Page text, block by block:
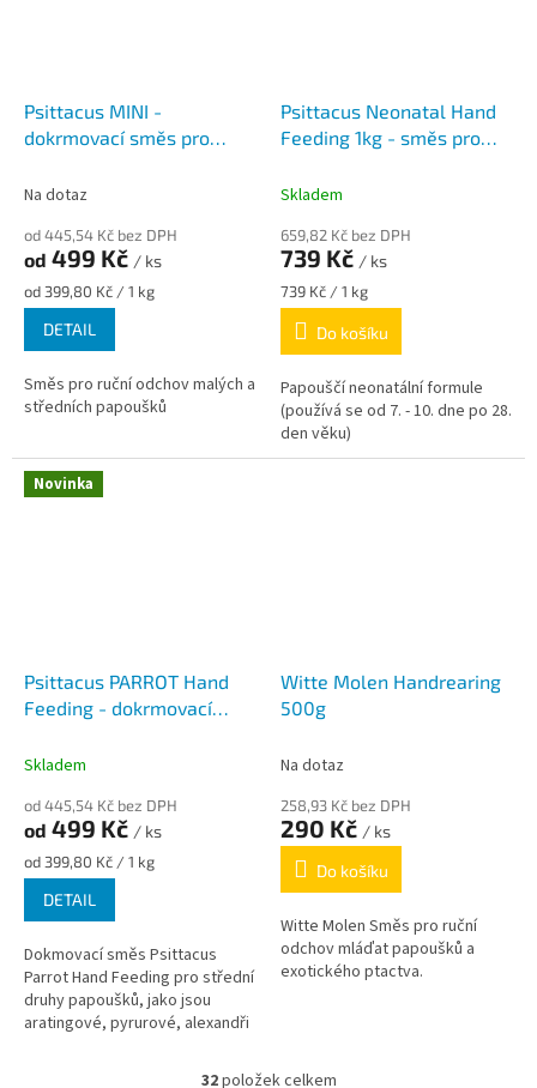
Psittacus MINI -
dokrmovací směs pro
kakadu růžové
Na dotaz
od 445,54 Kč bez DPH
od 499 Kč / ks
Měrná
cena:
od 399,80 Kč / 1 kg
DETAIL
Směs pro ruční odchov malých a
středních papoušků
Psittacus Neonatal Hand
Feeding 1kg - směs pro
dne věku
Skladem
659,82 Kč bez DPH
739 Kč / ks
Měrná
cena:
739 Kč / 1 kg
Do košíku
Papouščí neonatální formule
(používá se od 7. - 10. dne po 28.
den věku)
Novinka
Psittacus PARROT Hand
Feeding - dokrmovací
papoušky
Skladem
od 445,54 Kč bez DPH
od 499 Kč / ks
Měrná
cena:
od 399,80 Kč / 1 kg
DETAIL
Dokmovací směs Psittacus
Parrot Hand Feeding pro střední
druhy papoušků, jako jsou
aratingové, pyrurové, alexandři
Witte Molen Handrearing
500g
Na dotaz
258,93 Kč bez DPH
290 Kč / ks
Do košíku
Witte Molen Směs pro ruční
odchov mláďat papoušků a
exotického ptactva.
32položek celkem